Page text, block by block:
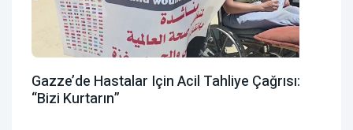
Gazze’de Hastalar Için Acil Tahliye Çağrısı:
“Bizi Kurtarın”